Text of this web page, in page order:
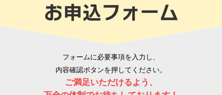
フォームに必要事項を入力し、
内容確認ボタンを押してください。
ご満足いただけるよう、